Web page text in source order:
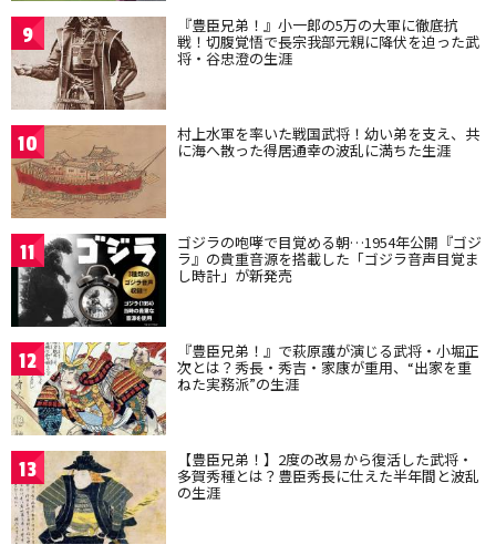
9 『豊臣兄弟！』小一郎の5万の大軍に徹底抗
戦！切腹覚悟で長宗我部元親に降伏を迫った武
将・谷忠澄の生涯
10 村上水軍を率いた戦国武将！幼い弟を支え、共
に海へ散った得居通幸の波乱に満ちた生涯
11 ゴジラの咆哮で目覚める朝…1954年公開『ゴジ
ラ』の貴重音源を搭載した「ゴジラ音声目覚ま
し時計」が新発売
12 『豊臣兄弟！』で萩原護が演じる武将・小堀正
次とは？秀長・秀吉・家康が重用、“出家を重
ねた実務派”の生涯
13 【豊臣兄弟！】2度の改易から復活した武将・
多賀秀種とは？豊臣秀長に仕えた半年間と波乱
の生涯